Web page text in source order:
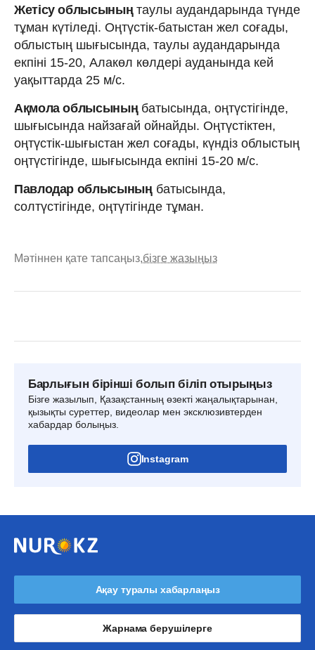
Жетісу облысыныңтаулы аудандарында түнде
тұман күтіледі. Оңтүстік-батыстан жел соғады,
облыстың шығысында, таулы аудандарында
екпіні 15-20, Алакөл көлдері ауданында кей
уақыттарда 25 м/с.
Ақмола облысыныңбатысында, оңтүстігінде,
шығысында найзағай ойнайды. Оңтүстіктен,
оңтүстік-шығыстан жел соғады, күндіз облыстың
оңтүстігінде, шығысында екпіні 15-20 м/с.
Павлодар облысыныңбатысында,
солтүстігінде, оңтүтігінде тұман.
Мәтіннен қате тапсаңыз,бізге жазыңыз
Барлығын бірінші болып біліп отырыңыз
Бізге жазылып, Қазақстанның өзекті жаңалықтарынан,
қызықты суреттер, видеолар мен эксклюзивтерден
хабардар болыңыз.
Instagram
Ақау туралы хабарлаңыз
Жарнама берушілерге